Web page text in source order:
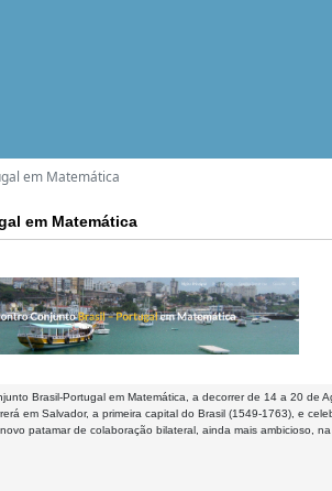
em Matemática
em Matemática
Brasil-Portugal em Matemática, a decorrer de 14 a 20 de
em Salvador, a primeira capital do Brasil (1549-1763), e
patamar de colaboração bilateral, ainda mais ambicioso, na